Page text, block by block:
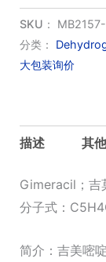
量
SKU： MB2157-
分类：
大包装询价
描述 其
Gimeracil；吉
分子式：
简介：吉美嘧